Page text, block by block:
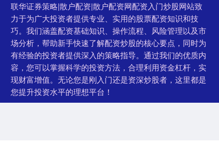
联华证券策略|散户配资|散户配资网配资入门炒股网站致
力于为广大投资者提供专业、实用的股票配资知识和技
巧。我们涵盖配资基础知识、操作流程、风险管理以及市
场分析，帮助新手快速了解配资炒股的核心要点，同时为
有经验的投资者提供深入的策略指导。通过我们的优质内
容，您可以掌握科学的投资方法，合理利用资金杠杆，实
现财富增值。无论您是刚入门还是资深炒股者，这里都是
您提升投资水平的理想平台！